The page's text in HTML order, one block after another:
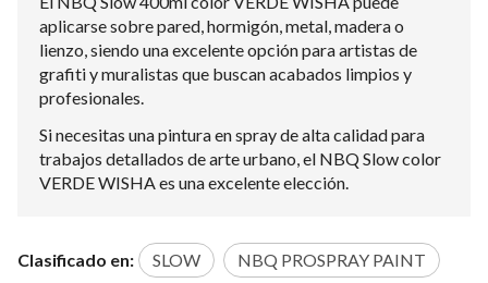
aplicarse sobre pared, hormigón, metal, madera o
lienzo, siendo una excelente opción para artistas de
grafiti y muralistas que buscan acabados limpios y
profesionales.
Si necesitas una pintura en spray de alta calidad para
trabajos detallados de arte urbano, el NBQ Slow color
VERDE WISHA es una excelente elección.
Clasificado en: SLOW NBQ PROSPRAY PAINT